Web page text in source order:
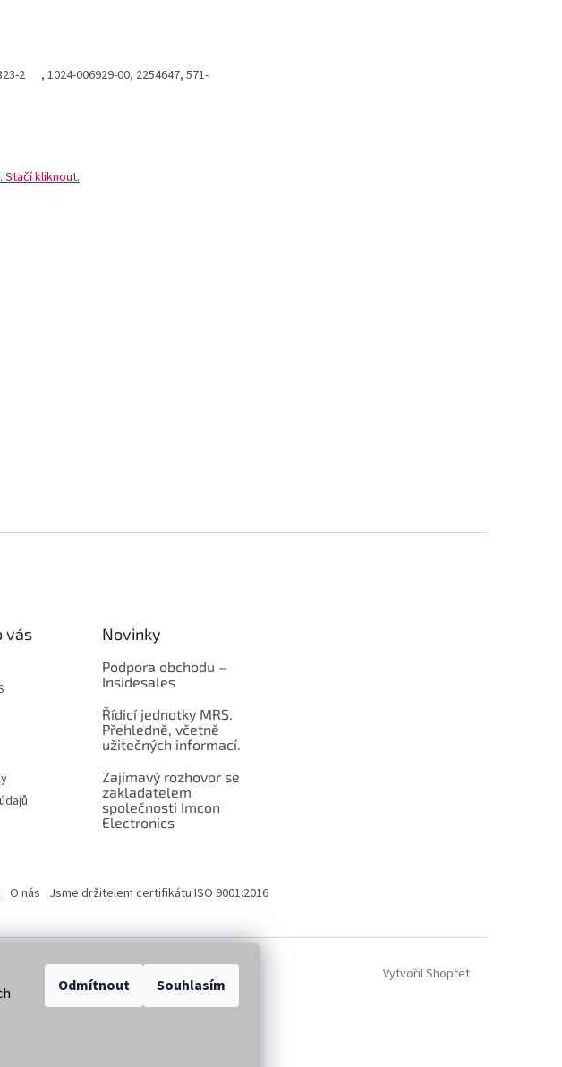
Odmítnout Souhlasím
2 , 1024-006929-00, 2254647, 571-
Stačí kliknout.
vás Novinky
Podpora obchodu –
Insidesales
Řídicí jednotky MRS.
Přehledně, včetně
užitečných informací.
Zajímavý rozhovor se
zakladatelem
společnosti Imcon
Electronics
O nás Jsme držitelem certifikátu ISO 9001:2016
Vytvořil Shoptet